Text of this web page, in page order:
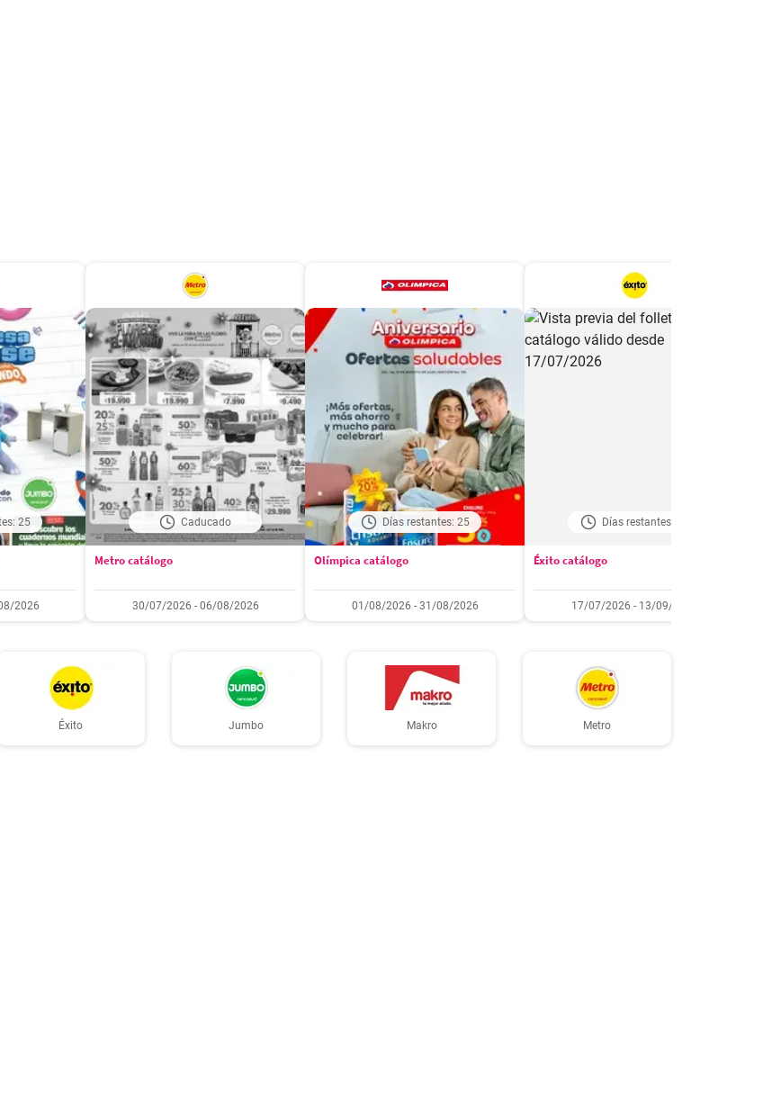
25
2026
Caducado
Metro catálogo
30/07/2026 - 06/08/2026
Días restantes: 25
Olímpica catálogo
01/08/2026 - 31/08/2026
Días restantes: 38
Éxito catálogo
17/07/2026 - 13/09/2026
Éxito Jumbo Makro Metro